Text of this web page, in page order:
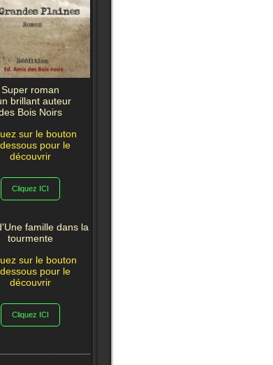
Super roman
brillant auteur
Bois Noirs
sur le bouton
pour le
découvrir
Cliquez ICI
famille dans la
tourmente
sur le bouton
pour le
découvrir
Cliquez ICI